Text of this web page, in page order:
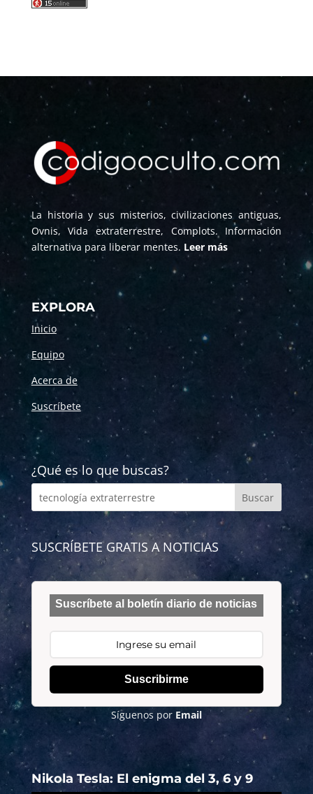
La historia y sus misterios, civilizaciones antiguas,
Ovnis, Vida extraterrestre, Complots. Información
alternativa para liberar mentes. Leer más
EXPLORA
Inicio
Equipo
Acerca de
Suscríbete
¿Qué es lo que buscas?
SUSCRÍBETE GRATIS A NOTICIAS
Suscríbete al boletín diario de noticias
Suscribirme
Síguenos por Email
Nikola Tesla: El enigma del 3, 6 y 9